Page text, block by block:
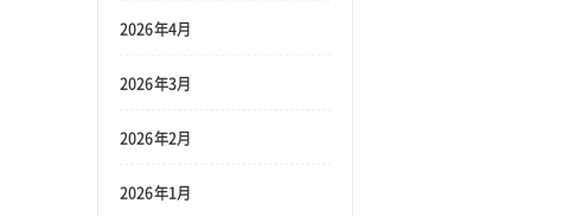
2026年4月
2026年3月
2026年2月
2026年1月